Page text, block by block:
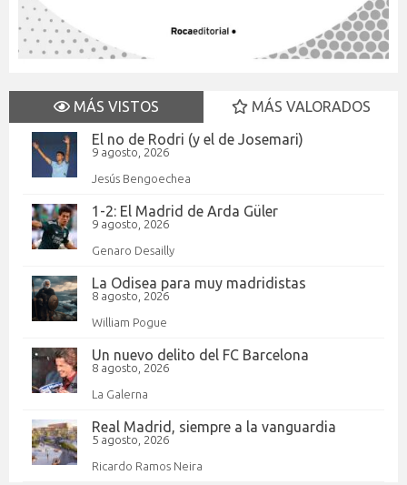
MÁS VISTOS
MÁS VALORADOS
El no de Rodri (y el de Josemari)
9 agosto, 2026
Jesús Bengoechea
1-2: El Madrid de Arda Güler
9 agosto, 2026
Genaro Desailly
La Odisea para muy madridistas
8 agosto, 2026
William Pogue
Un nuevo delito del FC Barcelona
8 agosto, 2026
La Galerna
Real Madrid, siempre a la vanguardia
5 agosto, 2026
Ricardo Ramos Neira